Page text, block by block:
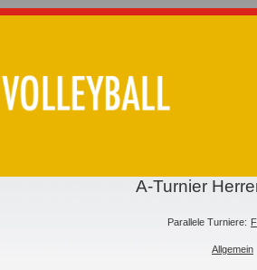
A-Turnier
Parallele Turniere:
Allgemein